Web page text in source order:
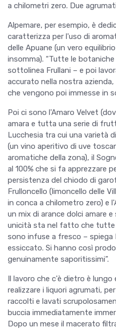
a chilometri zero. Due
Alpemare, per esempio, è
caratterizza per l'uso di
delle Apuane (un vero
insomma). “Tutte le
sottolinea Frullani – e poi
accurato nella nostra
che vengono poi immesse in
Poi ci sono l'Amaro Velvet
amara e tutta una serie di
Lucchesia tra cui una varietà
(un vino aperitivo di uve
aromatiche della zona), il
al 100% che si fa apprezzare
persistenza del chiodo di
Frulloncello (limoncello delle
in conca a chilometro zero) e
un mix di arance dolci amare e
unicità sta nel fatto che tutte
sono infuse a fresco – spiega
essiccato. Si hanno così
genuinamente saporitissimi”.
Il lavoro che c'è dietro è
realizzare i liquori agrumati,
raccolti e lavati
buccia immediatamente
Dopo un mese il macerato